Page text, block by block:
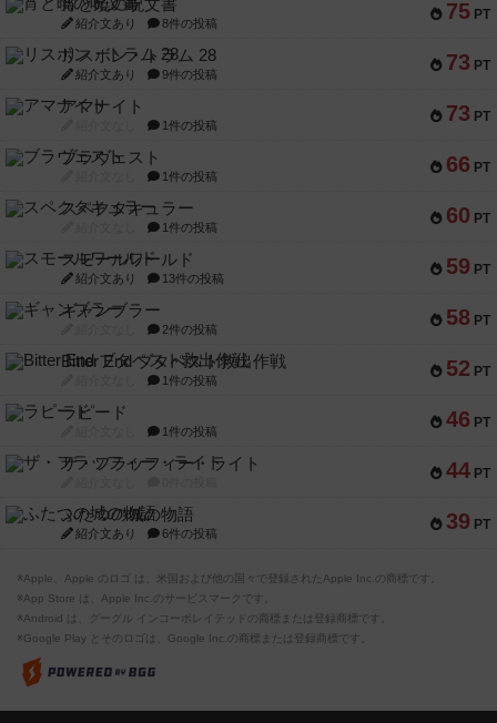
75 PT
宵と暁の呪文書
紹介文あり 8件の投稿
73 PT
リスボン・トラム 28
紹介文あり 9件の投稿
73 PT
アマナイト
1件の投稿
66 PT
ブラヴェスト
1件の投稿
60 PT
スペクタキュラー
1件の投稿
59 PT
スモールワールド
紹介文あり 13件の投稿
58 PT
ギャンブラー
2件の投稿
52 PT
Bitter End ブタペスト救出作戦
1件の投稿
46 PT
ラピード
1件の投稿
44 PT
ザ・フラッフィー・ライト
39 PT
ふたつの城の物語
紹介文あり 6件の投稿
※Apple、Apple のロゴ は、米国および他の国々で登録されたApple Inc.の商標です。
※App Store は、Apple Inc.のサービスマークです。
※Android は、グーグル インコーポレイテッドの商標または登録商標です。
※Google Play とそのロゴは、Google Inc.の商標または登録商標です。